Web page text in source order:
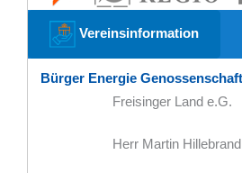
Vereinsinformation
Bürger Energie Genossenschaft
Freisinger Land e.G.
Herr Martin Hillebrand